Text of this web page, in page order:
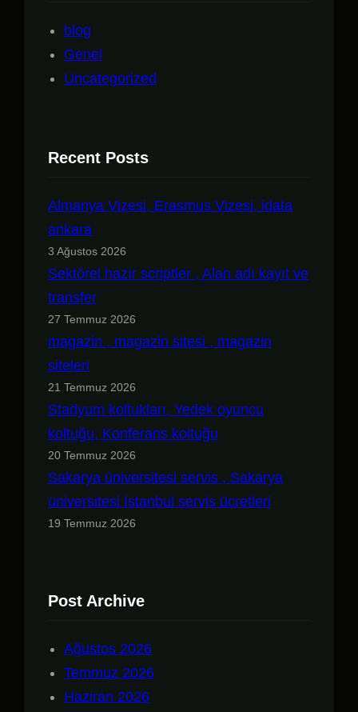
blog
Genel
Uncategorized
Recent Posts
Almanya Vizesi, Erasmus Vizesi, idata
ankara
3 Ağustos 2026
Sektörel hazır scriptler , Alan adı kayıt ve
transfer
27 Temmuz 2026
magazin , magazin sitesi , magazin
siteleri
21 Temmuz 2026
Stadyum koltukları, Yedek oyuncu
koltuğu, Konferans koltuğu
20 Temmuz 2026
Sakarya üniversitesi servis , Sakarya
üniversitesi İstanbul servis ücretleri
19 Temmuz 2026
Post Archive
Ağustos 2026
Temmuz 2026
Haziran 2026